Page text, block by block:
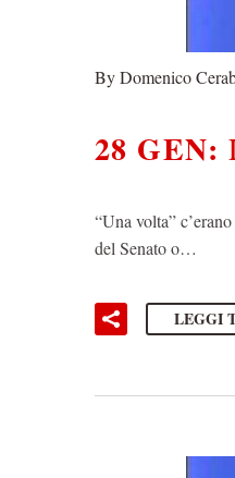
By Domenico
28 GEN:
“Una volta”
del Senato o…
LEGGI